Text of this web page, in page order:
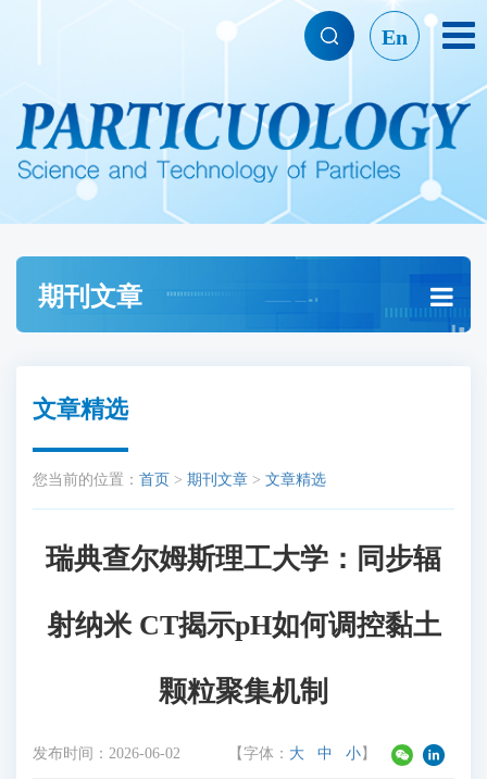
En
期刊文章
文章精选
您当前的位置： 首页 > 期刊文章 > 文章精选
瑞典查尔姆斯理工大学：同步辐
射纳米 CT揭示pH如何调控黏土
颗粒聚集机制
发布时间： 2026-06-02 【字体： 大 中 小 】